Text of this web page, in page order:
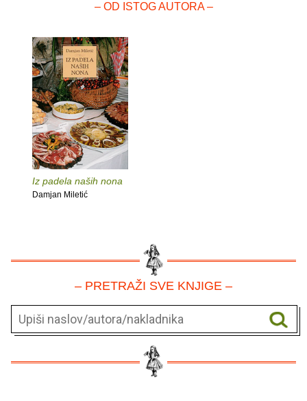
– OD ISTOG AUTORA –
Iz padela naših nona
Damjan Miletić
– PRETRAŽI SVE KNJIGE –